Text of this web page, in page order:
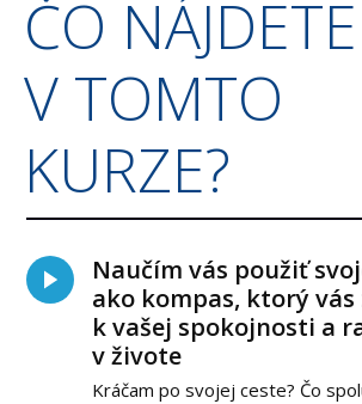
ČO NÁJDETE
V TOMTO
KURZE?
Naučím vás použiť
ako kompas, ktorý vás
k vašej spokojnosti a
v živote
Kráčam po svojej ceste? Čo